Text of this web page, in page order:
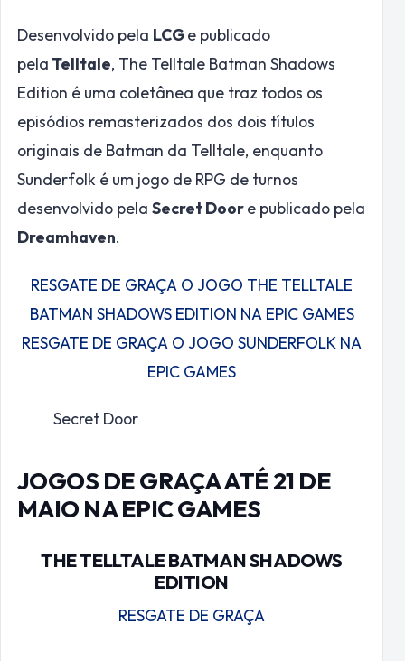
Desenvolvido pela LCGe publicado
pela Telltale, The Telltale Batman Shadows
Edition é uma coletânea que traz todos os
episódios remasterizados dos dois títulos
originais de Batman da Telltale, enquanto
Sunderfolk é um jogo de RPG de turnos
desenvolvido pela Secret Doore publicado pela
Dreamhaven.
RESGATE DE GRAÇA O JOGO THE TELLTALE
BATMAN SHADOWS EDITION NA EPIC GAMES
RESGATE DE GRAÇA O JOGO SUNDERFOLK NA
EPIC GAMES
Secret Door
JOGOS DE GRAÇA ATÉ 21 DE
MAIO NA EPIC GAMES
THE TELLTALE BATMAN SHADOWS
EDITION
RESGATE DE GRAÇA